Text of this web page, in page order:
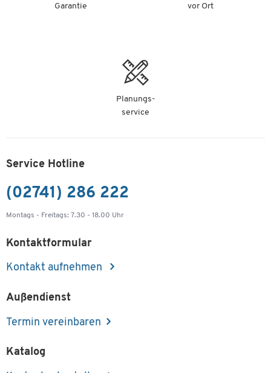
Garantie
vor Ort
Planungs-
service
Service Hotline
(02741) 286 222
Montags - Freitags: 7.30 - 18.00 Uhr
Kontaktformular
Kontakt aufnehmen
Außendienst
Termin vereinbaren
Katalog